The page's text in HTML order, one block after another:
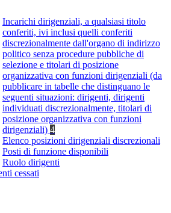
Incarichi dirigenziali, a qualsiasi titolo
conferiti, ivi inclusi quelli conferiti
discrezionalmente dall'organo di indirizzo
politico senza procedure pubbliche di
selezione e titolari di posizione
organizzativa con funzioni dirigenziali (da
pubblicare in tabelle che distinguano le
seguenti situazioni: dirigenti, dirigenti
individuati discrezionalmente, titolari di
posizione organizzativa con funzioni
dirigenziali) 4
Elenco posizioni dirigenziali discrezionali
Posti di funzione disponibili
Ruolo dirigenti
cessati